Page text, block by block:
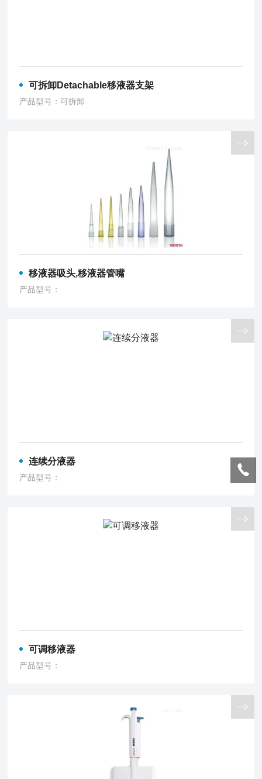
可拆卸Detachable移液器支架
产品型号：可拆卸
移液器吸头,移液器管嘴
产品型号：
连续分液器
产品型号：
可调移液器
产品型号：